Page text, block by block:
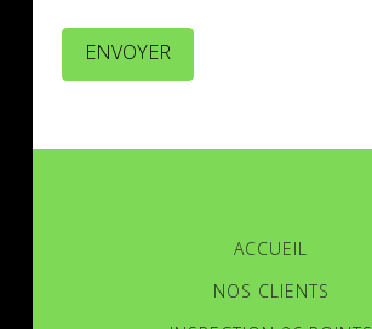
ENVOYER
ACCUEIL
NOS CLIENTS